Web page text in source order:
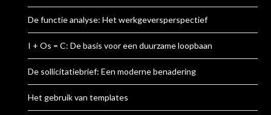
De functie analyse: Het werkgeversperspectief
I + Os = C: De basis voor een duurzame loopbaan
De sollicitatiebrief: Een moderne benadering
Het gebruik van templates